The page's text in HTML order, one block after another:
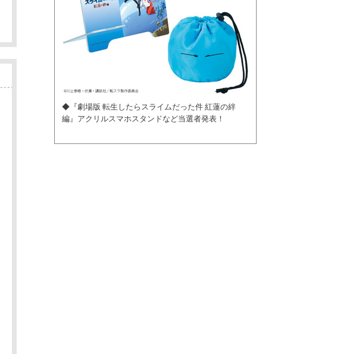
◆『劇場版 転生したらスライムだった件 紅蓮の絆
編』アクリルスマホスタンドなど当選者発表！